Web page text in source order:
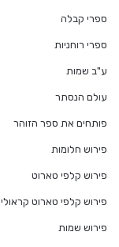
ספרי קבלה
ספרי רוחניות
ע"ב שמות
עולם הנסתר
פותחים את ספר הזוהר
פירוש חלומות
פירוש קלפי טארוט
פירוש קלפי טארוט קראולי
פירוש שמות